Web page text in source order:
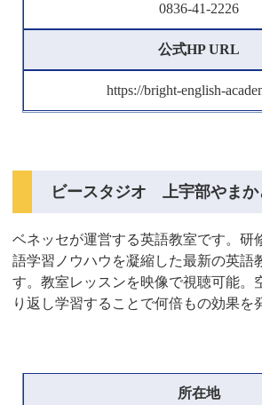
0836-41-2226
公式HP URL
https://bright-english-
ビースタジオ 上宇部やまか
ベネッセが運営する英語教室です。研
語学習ノウハウを凝縮した最新の英語
す。教室レッスンを映像で視聴可能。
り返し学習することで何倍もの効果を
所在地